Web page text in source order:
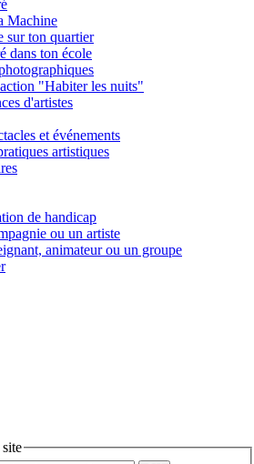
Machine
sur ton quartier
dans ton école
"Habiter les nuits"
d'artistes
et événements
artistiques
de handicap
ou un artiste
animateur ou un groupe